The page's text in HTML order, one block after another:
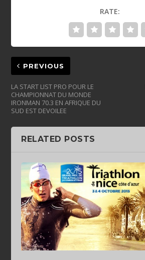
RATE:
PREVIOUS
LA START LIST PRO POUR LE
CHAMPIONNAT DU MONDE
IRONMAN 70.3 EN AFRIQUE DU
SUD EST DEVOILEE
RELATED POSTS